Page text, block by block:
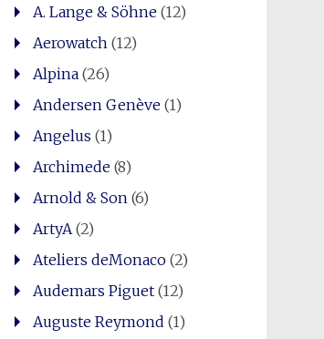
A. Lange & Söhne(12)
Aerowatch (12)
Alpina(26)
Andersen Genève(1)
Angelus (1)
Archimede(8)
Arnold & Son (6)
ArtyA (2)
Ateliers deMonaco(2)
Audemars Piguet(12)
Auguste Reymond (1)